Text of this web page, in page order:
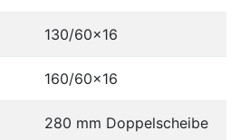
130/60x16
160/60x16
280 mm Doppelscheibe